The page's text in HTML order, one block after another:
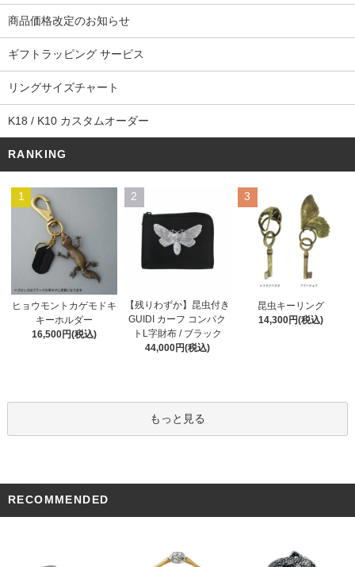
商品価格改定のお知らせ
ギフトラッピング サービス
リングサイズチャート
K18 / K10 カスタムオーダー
RANKING
1
ヒョウモントカゲモドキ
キーホルダー
16,500円(税込)
2
【残りわずか】昆虫付き
GUIDI カーフ コンパク
トL字財布 / ブラック
44,000円(税込)
3
昆虫キーリング
14,300円(税込)
もっと見る
RECOMMENDED